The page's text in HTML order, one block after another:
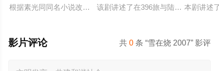
根据素光同同名小说改编。江逾白长大以后，林知夏忽然对他
该剧讲述了在396旅与陆军步兵学院
本剧讲述
共0 条 “雪在烧 2007” 影评
影片评论